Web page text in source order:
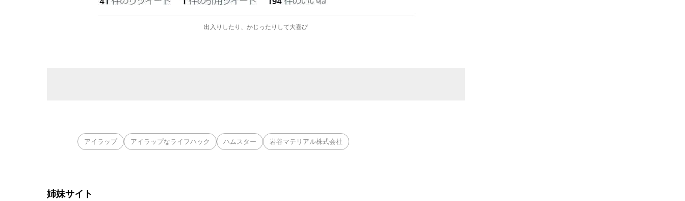
出入りしたり、かじったりして大喜び
アイラップ アイラップなライフハック ハムスター 岩谷マテリアル株式会社
姉妹サイト